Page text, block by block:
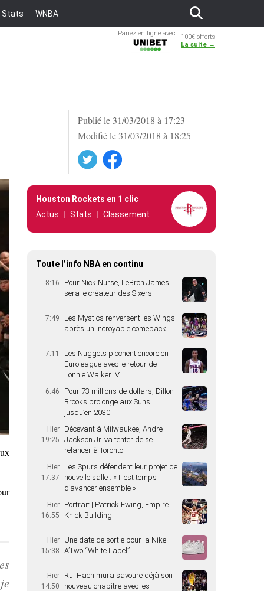
Stats WNBA
Pariez en ligne avec
100€ offerts
La suite →
Publié le 31/03/2018 à 17:23
Modifié le 31/03/2018 à 18:25
Facebook
Houston Rockets en 1 clic
Actus
Stats Classement
Toute l’info NBA en continu
8:16
Pour Nick Nurse, LeBron James
sera le créateur des Sixers
7:49
Les Mystics renversent les Wings
après un incroyable comeback !
7:11
Les Nuggets piochent encore en
Euroleague avec le retour de
Lonnie Walker IV
6:46
Pour 73 millions de dollars, Dillon
Brooks prolonge aux Suns
jusqu’en 2030
Hier
19:25
Décevant à Milwaukee, Andre
Jackson Jr. va tenter de se
relancer à Toronto
Hier
17:37
Les Spurs défendent leur projet de
nouvelle salle : « Il est temps
d’avancer ensemble »
Hier
16:55
Portrait | Patrick Ewing, Empire
Knick Building
Hier
15:38
Une date de sortie pour la Nike
A’Two “White Label”
Hier
14:50
Rui Hachimura savoure déjà son
nouveau chapitre avec les